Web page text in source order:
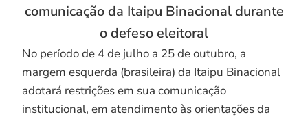
comunicação da Itaipu Binacional durante
o defeso eleitoral
No período de 4 de julho a 25 de outubro, a
margem esquerda (brasileira) da Itaipu Binacional
adotará restrições em sua comunicação
institucional, em atendimento às orientações da